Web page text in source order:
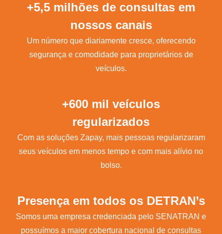
+5,5 milhões de consultas em
nossos canais
Um número que diariamente cresce, oferecendo
segurança e comodidade para proprietários de
veículos.
+600 mil veículos
regularizados
Com as soluções Zapay, mais pessoas regularizaram
seus veículos em menos tempo e com mais alívio no
bolso.
Presença em todos os DETRAN’s
Somos uma empresa credenciada pelo SENATRAN e
possuímos a maior cobertura nacional de consultas